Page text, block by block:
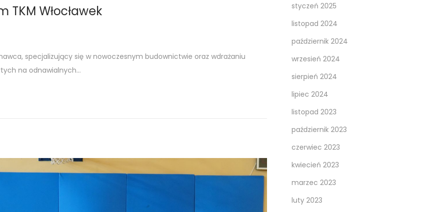
TKM Włocławek
specjalizujący się w nowoczesnym budownictwie oraz wdrażaniu
na odnawialnych…
styczeń 2025
listopad 2024
październik 2024
wrzesień 2024
sierpień 2024
lipiec 2024
listopad 2023
październik 2023
czerwiec 2023
kwiecień 2023
marzec 2023
luty 2023